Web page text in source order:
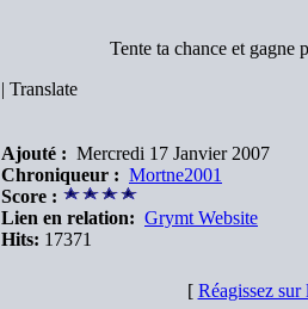
Tente ta chance et
| Translate
Ajouté : Mercredi 17 Janvier 2007
Chroniqueur : Mortne2001
Score :
Lien en relation: Grymt Website
Hits: 17371
[ Réagissez sur